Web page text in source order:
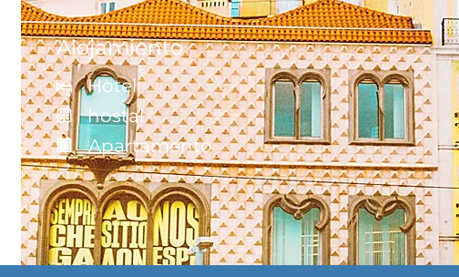
Alojamiento
Apartamento
hostal
Hotel